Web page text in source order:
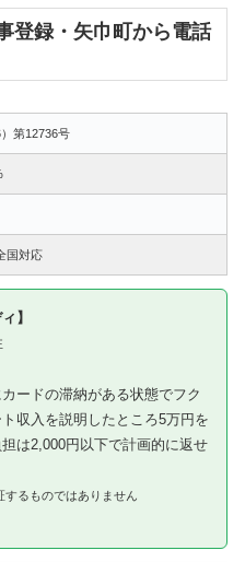
登録・矢巾町から電話
第12736号
国対応
】
ードの滞納がある状態でフク
収入を説明したところ5万円を
は2,000円以下で計画的に返せ
るものではありません